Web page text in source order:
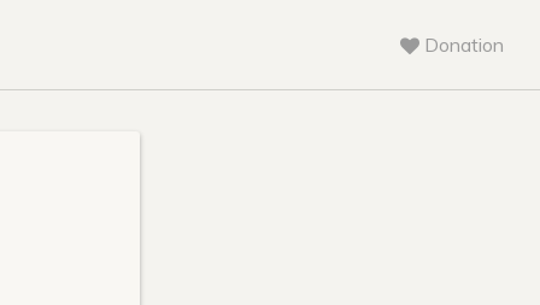
Donation